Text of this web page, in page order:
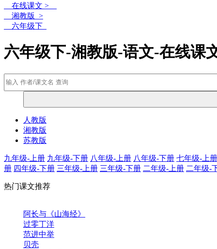
在线课文 >
湘教版 >
六年级下
六年级下-湘教版-语文-在线课
人教版
湘教版
苏教版
九年级-上册 九年级-下册 八年级-上册 八年级-下册 七年级-上册
册 四年级-下册 三年级-上册 三年级-下册 二年级-上册 二年级-
热门课文推荐
阿长与《山海经》
过零丁洋
范进中举
贝壳